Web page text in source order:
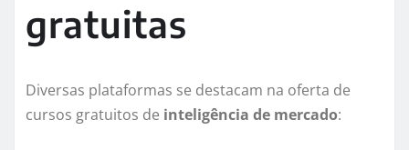
gratuitas
Diversas plataformas se destacam na oferta de
cursos gratuitos de inteligência de mercado: